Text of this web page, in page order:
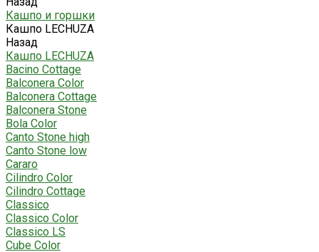
Кашпо и горшки
Кашпо LECHUZA
Назад
Кашпо LECHUZA
Bacino Cottage
Balconera Color
Balconera Cottage
Balconera Stone
Bola Color
Canto Stone high
Canto Stone low
Cararo
Cilindro Color
Cilindro Cottage
Classico
Classico Color
Classico LS
Cube Color